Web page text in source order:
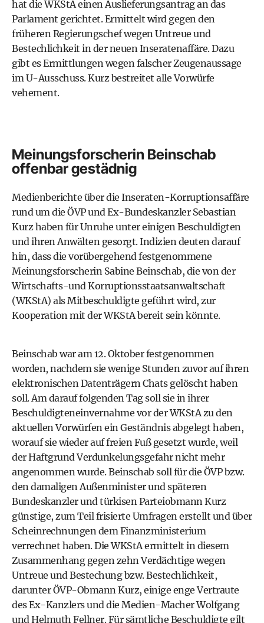
hat die WKStA einen Auslieferungsantrag an das
Parlament gerichtet. Ermittelt wird gegen den
früheren Regierungschef wegen Untreue und
Bestechlichkeit in der neuen Inseratenaffäre. Dazu
gibt es Ermittlungen wegen falscher Zeugenaussage
im U-Ausschuss. Kurz bestreitet alle Vorwürfe
vehement.
Meinungsforscherin Beinschab
offenbar gestädnig
Medienberichte über die Inseraten-Korruptionsaffäre
rund um die ÖVP und Ex-Bundeskanzler Sebastian
Kurzhaben für Unruhe unter einigen Beschuldigten
und ihren Anwälten gesorgt. Indizien deuten darauf
hin, dass die vorübergehend festgenommene
Meinungsforscherin Sabine Beinschab, die von der
Wirtschafts-und Korruptionsstaatsanwaltschaft
(WKStA) als Mitbeschuldigte geführt wird, zur
Kooperation mit der WKStA bereit sein könnte.
Beinschab war am 12. Oktober festgenommen
worden, nachdem sie wenige Stunden zuvor auf ihren
elektronischen Datenträgern Chats gelöscht haben
soll. Am darauf folgenden Tag soll sie in ihrer
Beschuldigteneinvernahme vor der WKStA zu den
aktuellen Vorwürfen ein Geständnis abgelegt haben,
worauf sie wieder auf freien Fuß gesetzt wurde, weil
der Haftgrund Verdunkelungsgefahr nicht mehr
angenommen wurde. Beinschab soll für die ÖVP bzw.
den damaligen Außenminister und späteren
Bundeskanzler und türkisen Parteiobmann Kurz
günstige, zum Teil frisierte Umfragen erstellt und über
Scheinrechnungen dem Finanzministerium
verrechnet haben. Die WKStA ermittelt in diesem
Zusammenhang gegen zehn Verdächtige wegen
Untreue und Bestechung bzw. Bestechlichkeit,
darunter ÖVP-Obmann Kurz, einige enge Vertraute
des Ex-Kanzlers und die Medien-Macher Wolfgang
und Helmuth Fellner. Für sämtliche Beschuldigte gilt